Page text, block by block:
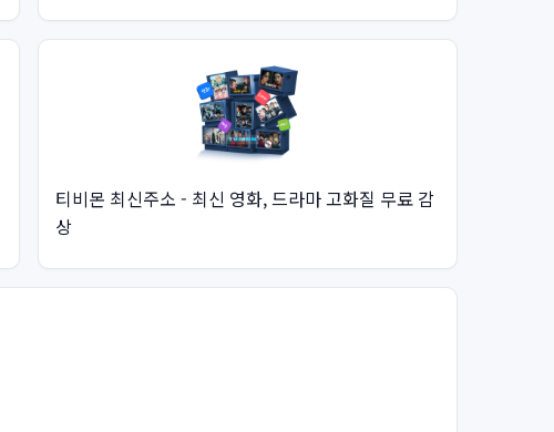
티비몬 최신주소 - 최신 영화, 드라마 고화질 무료 감
상